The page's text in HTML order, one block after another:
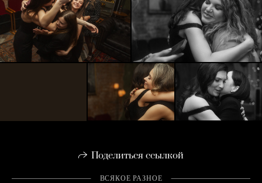
Поделиться ссылкой
ВСЯКОЕ РАЗНОЕ